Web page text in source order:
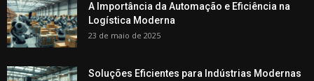
A Importância da Automação e Eficiência na
Logística Moderna
23 de maio de 2025
Soluções Eficientes para Indústrias Modernas